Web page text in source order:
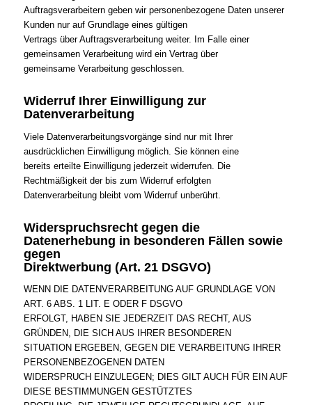
Auftragsverarbeitern geben wir personenbezogene Daten unserer
Kunden nur auf Grundlage eines gültigen
Vertrags über Auftragsverarbeitung weiter. Im Falle einer
gemeinsamen Verarbeitung wird ein Vertrag über
gemeinsame Verarbeitung geschlossen.
Widerruf Ihrer Einwilligung zur
Datenverarbeitung
Viele Datenverarbeitungsvorgänge sind nur mit Ihrer
ausdrücklichen Einwilligung möglich. Sie können eine
bereits erteilte Einwilligung jederzeit widerrufen. Die
Rechtmäßigkeit der bis zum Widerruf erfolgten
Datenverarbeitung bleibt vom Widerruf unberührt.
Widerspruchsrecht gegen die
Datenerhebung in besonderen Fällen sowie
gegen
Direktwerbung (Art. 21 DSGVO)
WENN DIE DATENVERARBEITUNG AUF GRUNDLAGE VON
ART. 6 ABS. 1 LIT. E ODER F DSGVO
ERFOLGT, HABEN SIE JEDERZEIT DAS RECHT, AUS
GRÜNDEN, DIE SICH AUS IHRER BESONDEREN
SITUATION ERGEBEN, GEGEN DIE VERARBEITUNG IHRER
PERSONENBEZOGENEN DATEN
WIDERSPRUCH EINZULEGEN; DIES GILT AUCH FÜR EIN AUF
DIESE BESTIMMUNGEN GESTÜTZTES